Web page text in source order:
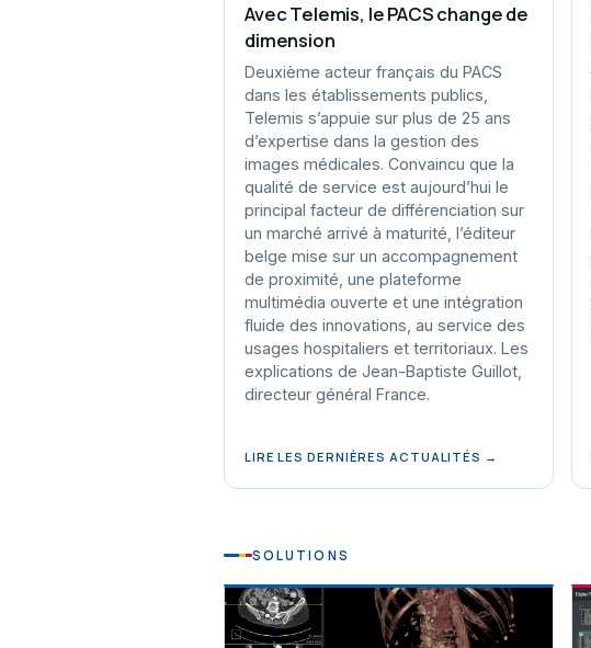
Avec Telemis, le PACS change de
dimension
Deuxième acteur français du PACS
dans les établissements publics,
Telemis s’appuie sur plus de 25 ans
d’expertise dans la gestion des
images médicales. Convaincu que la
qualité de service est aujourd’hui le
principal facteur de différenciation sur
un marché arrivé à maturité, l’éditeur
belge mise sur un accompagnement
de proximité, une plateforme
multimédia ouverte et une intégration
fluide des innovations, au service des
usages hospitaliers et territoriaux. Les
explications de Jean-Baptiste Guillot,
directeur général France.
LIRE LES DERNIÈRES ACTUALITÉS →
SOLUTIONS